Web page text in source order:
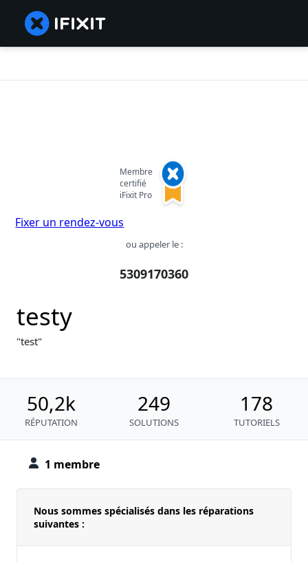
1 membre
testy
test
50,2k
RÉPUTATION
249
SOLUTIONS
178
TUTORIELS
Membre
certifié
iFixit Pro
Fixer un rendez-vous
ou appeler le :
5309170360
Nous sommes spécialisés dans les réparations
suivantes :